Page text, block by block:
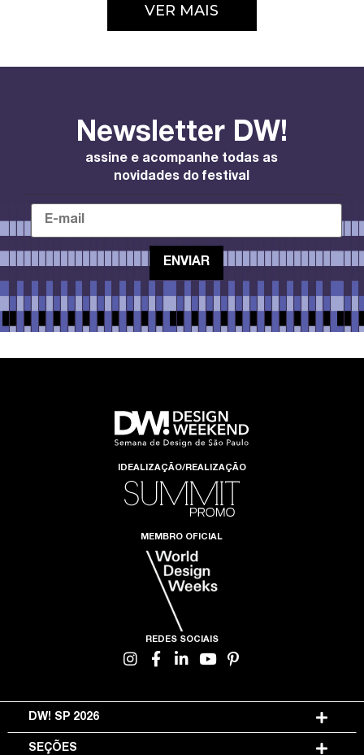
VER MAIS
Newsletter DW!
assine e acompanhe todas as
novidades do festival
IDEALIZAÇÃO/REALIZAÇÃO
MEMBRO OFICIAL
REDES SOCIAIS
DW! SP 2026
SEÇÕES